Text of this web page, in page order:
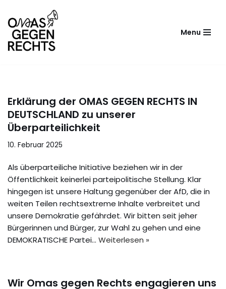
Zum
Inhalt
springen
Menu
Erklärung der OMAS GEGEN RECHTS IN
DEUTSCHLAND zu unserer
Überparteilichkeit
10. Februar 2025
Als überparteiliche Initiative beziehen wir in der
Öffentlichkeit keinerlei parteipolitische Stellung. Klar
hingegen ist unsere Haltung gegenüber der AfD, die in
weiten Teilen rechtsextreme Inhalte verbreitet und
unsere Demokratie gefährdet. Wir bitten seit jeher
Bürgerinnen und Bürger, zur Wahl zu gehen und eine
DEMOKRATISCHE Partei… Weiterlesen »
Wir Omas gegen Rechts engagieren uns